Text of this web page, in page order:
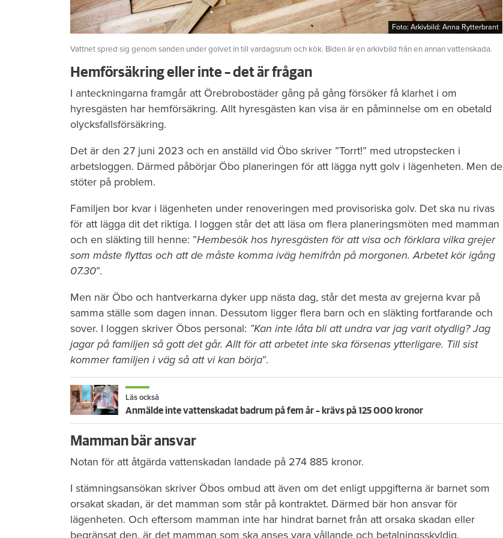
Foto: Arkivbild: Anna Rytterbrant
Foto: Arkivbild: Anna Rytterbrant
Vattnet spred sig genom sanden under golvet in till vardagsrum och kök. Biden är en arkivbild från en annan vattenskada.
Hemförsäkring eller inte – det är frågan
I anteckningarna framgår att Örebrobostäder gång på gång försöker få klarhet i om
hyresgästen har hemförsäkring. Allt hyresgästen kan visa är en påminnelse om en obetald
olycksfallsförsäkring.
Det är den 27 juni 2023 och en anställd vid Öbo skriver ”Torrt!” med utropstecken i
arbetsloggen. Därmed påbörjar Öbo planeringen för att lägga nytt golv i lägenheten. Men de
stöter på problem.
Familjen bor kvar i lägenheten under renoveringen med provisoriska golv. Det ska nu rivas
för att lägga dit det riktiga. I loggen står det att läsa om flera planeringsmöten med mamman
och en släkting till henne: ”Hembesök hos hyresgästen för att visa och förklara vilka grejer
som måste flyttas och att de måste komma iväg hemifrån på morgonen. Arbetet kör igång
07.30”.
Men när Öbo och hantverkarna dyker upp nästa dag, står det mesta av grejerna kvar på
samma ställe som dagen innan. Dessutom ligger flera barn och en släkting fortfarande och
sover. I loggen skriver Öbos personal: ”Kan inte låta bli att undra var jag varit otydlig? Jag
jagar på familjen så gott det går. Allt för att arbetet inte ska försenas ytterligare. Till sist
kommer familjen i väg så att vi kan börja”.
Läs också
Anmälde inte vattenskadat badrum på fem år – krävs på 125 000 kronor
Mamman bär ansvar
Notan för att åtgärda vattenskadan landade på 274 885 kronor.
I stämningsansökan skriver Öbos ombud att även om det enligt uppgifterna är barnet som
orsakat skadan, är det mamman som står på kontraktet. Därmed bär hon ansvar för
lägenheten. Och eftersom mamman inte har hindrat barnet från att orsaka skadan eller
begränsat den, är det mamman som ska anses vara vållande och betalningsskyldig.